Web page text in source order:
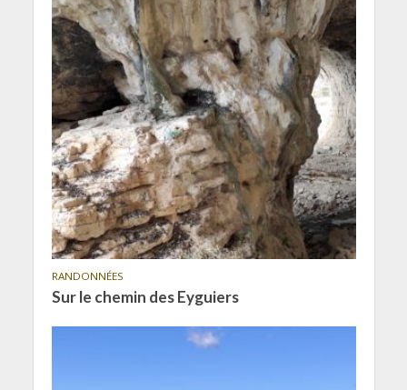
RANDONNÉES
Sur le chemin des Eyguiers